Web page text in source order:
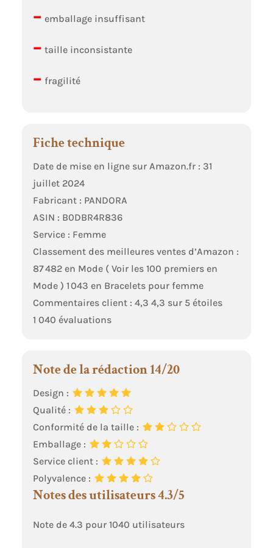
– emballage insuffisant
– taille inconsistante
– fragilité
Fiche technique
Date de mise en ligne sur Amazon.fr : 31
juillet 2024
Fabricant : PANDORA
ASIN : B0DBR4R836
Service : Femme
Classement des meilleures ventes d’Amazon :
87 482 en Mode ( Voir les 100 premiers en
Mode ) 1 043 en Bracelets pour femme
Commentaires client : 4,3 4,3 sur 5 étoiles
1 040 évaluations
Note de la rédaction 14/20
Design :
Qualité :
Conformité de la taille :
Emballage :
Service client :
Polyvalence :
Notes des utilisateurs 4.3/5
Note de 4.3 pour 1040 utilisateurs